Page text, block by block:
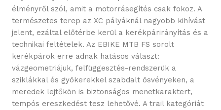
élményről szól, amit a motorrásegítés csak fokoz. A
természetes terep az XC pályáknál nagyobb kihívást
jelent, ezáltal előtérbe kerül a kerékpárirányítás és a
technikai feltételek. Az EBIKE MTB FS sorolt
kerékpárok erre adnak hatásos választ:
vázgeometriájuk, felfüggesztés-rendszerük a
sziklákkal és gyökerekkel szabdalt ösvényeken, a
meredek lejtőkön is biztonságos menetkaraktert,
tempós ereszkedést tesz lehetővé. A trail kategóriát